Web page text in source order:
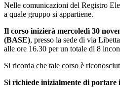
Nelle comunicazioni del Registro
a quale gruppo si appartiene.
Il corso inizierà mercoledì 30
(BASE), presso la sede di via
alle ore 16.30 per un totale di 8
Si ricorda che tale corso è
Si richiede inizialmente di portare